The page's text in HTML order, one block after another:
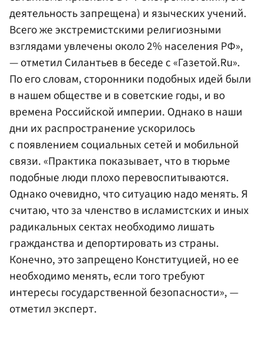
деятельность запрещена) и языческих учений.
Всего же экстремистскими религиозными
взглядами увлечены около 2% населения РФ»,
— отметил Силантьев в беседе с «Газетой.Ru».
По его словам, сторонники подобных идей были
в нашем обществе и в советские годы, и во
времена Российской империи. Однако в наши
дни их распространение ускорилось
с появлением социальных сетей и мобильной
связи. «Практика показывает, что в тюрьме
подобные люди плохо перевоспитываются.
Однако очевидно, что ситуацию надо менять. Я
считаю, что за членство в исламистских и иных
радикальных сектах необходимо лишать
гражданства и депортировать из страны.
Конечно, это запрещено Конституцией, но ее
необходимо менять, если того требуют
интересы государственной безопасности», —
отметил эксперт.